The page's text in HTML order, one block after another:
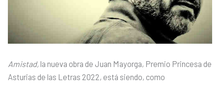
Amistad, la nueva obra de Juan Mayorga, Premio Princesa de
Asturias de las Letras 2022, está siendo, como